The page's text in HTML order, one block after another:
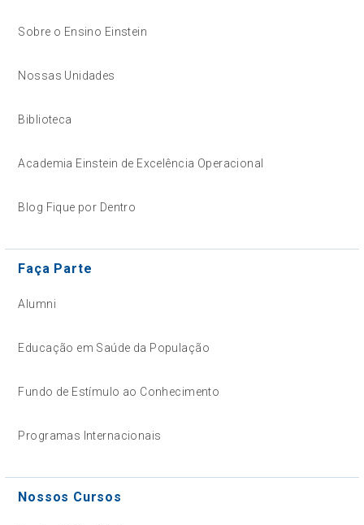
Sobre o Ensino Einstein
Nossas Unidades
Biblioteca
Academia Einstein de Excelência Operacional
Blog Fique por Dentro
Faça Parte
Alumni
Educação em Saúde da População
Fundo de Estímulo ao Conhecimento
Programas Internacionais
Nossos Cursos